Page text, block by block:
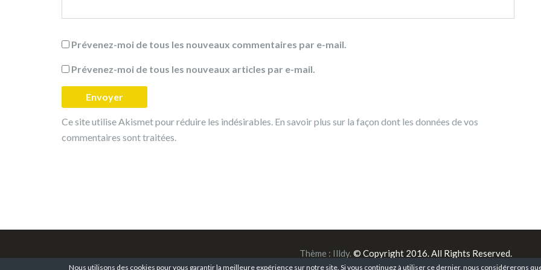
Prévenez-moi de tous les nouveaux commentaires par e-mail.
Prévenez-moi de tous les nouveaux articles par e-mail.
Ce site utilise Akismet pour réduire les indésirables. En savoir plus sur la façon dont les données de vos
commentaires sont traitées.
Thème : Illdy.© Copyright 2016. All Rights Reserved.
Nous utilisons des cookies pour vous garantir la meilleure expérience sur notre site. Si vous continuez à utiliser ce dernier, nous considérerons